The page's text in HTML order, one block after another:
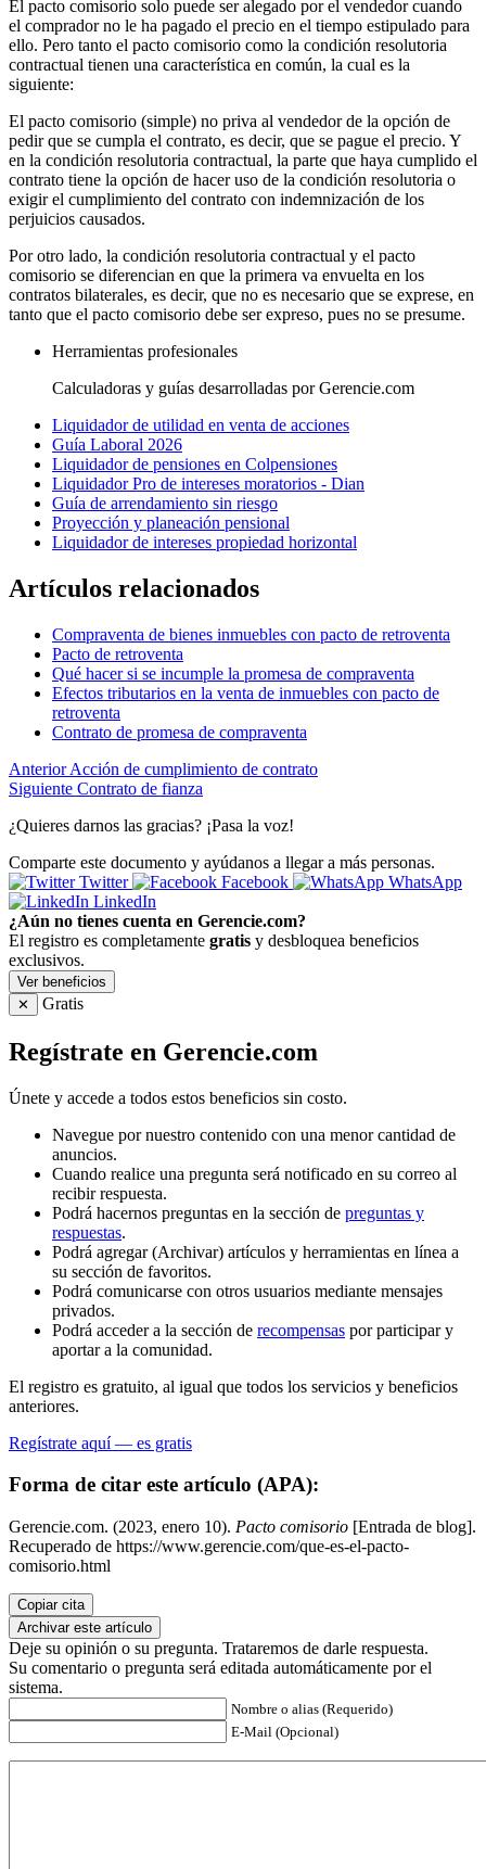
El pacto comisorio solo puede ser alegado por el vendedor cuando
el comprador no le ha pagado el precio en el tiempo estipulado para
ello. Pero tanto el pacto comisorio como la condición resolutoria
contractual tienen una característica en común, la cual es la
siguiente:
El pacto comisorio (simple) no priva al vendedor de la opción de
pedir que se cumpla el contrato, es decir, que se pague el precio. Y
en la condición resolutoria contractual, la parte que haya cumplido el
contrato tiene la opción de hacer uso de la condición resolutoria o
exigir el cumplimiento del contrato con indemnización de los
perjuicios causados.
Por otro lado, la condición resolutoria contractual y el pacto
comisorio se diferencian en que la primera va envuelta en los
contratos bilaterales, es decir, que no es necesario que se exprese, en
tanto que el pacto comisorio debe ser expreso, pues no se presume.
Herramientas profesionales
Calculadoras y guías desarrolladas por Gerencie.com
Liquidador de utilidad en venta de acciones
Guía Laboral 2026
Liquidador de pensiones en Colpensiones
Liquidador Pro de intereses moratorios - Dian
Guía de arrendamiento sin riesgo
Proyección y planeación pensional
Liquidador de intereses propiedad horizontal
Artículos relacionados
Compraventa de bienes inmuebles con pacto de retroventa
Pacto de retroventa
Qué hacer si se incumple la promesa de compraventa
Efectos tributarios en la venta de inmuebles con pacto de
retroventa
Contrato de promesa de compraventa
Anterior Acción de cumplimiento de contrato
Siguiente Contrato de fianza
¿Quieres darnos las gracias? ¡Pasa la voz!
Comparte este documento y ayúdanos a llegar a más personas.
Twitter
Facebook
WhatsApp
LinkedIn
¿Aún no tienes cuenta en Gerencie.com?
El registro es completamente gratis y desbloquea beneficios
exclusivos.
Ver beneficios
✕
Gratis
Regístrate en Gerencie.com
Únete y accede a todos estos beneficios sin costo.
Navegue por nuestro contenido con una menor cantidad de
anuncios.
Cuando realice una pregunta será notificado en su correo al
recibir respuesta.
Podrá hacernos preguntas en la sección de preguntas y
respuestas.
Podrá agregar (Archivar) artículos y herramientas en línea a
su sección de favoritos.
Podrá comunicarse con otros usuarios mediante mensajes
privados.
Podrá acceder a la sección de recompensas por participar y
aportar a la comunidad.
El registro es gratuito, al igual que todos los servicios y beneficios
anteriores.
Regístrate aquí — es gratis
Forma de citar este artículo (APA):
Gerencie.com. (2023, enero 10). Pacto comisorio [Entrada de blog].
Recuperado de https://www.gerencie.com/que-es-el-pacto-
comisorio.html
Copiar cita
Archivar este artículo
Deje su opinión o su pregunta. Trataremos de darle respuesta.
Su comentario o pregunta será editada automáticamente por el
sistema.
Nombre o alias (Requerido)
E-Mail (Opcional)